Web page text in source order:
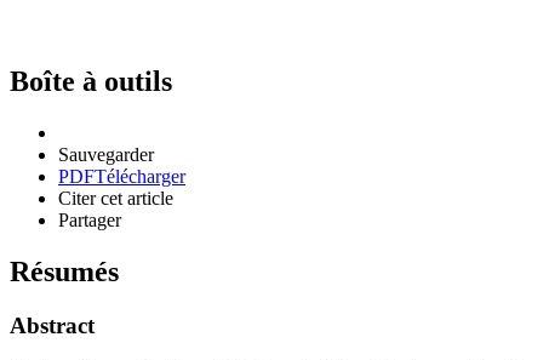
Boîte à outils
Sauvegarder
PDFTélécharger
Citer cet article
Partager
Résumés
Abstract